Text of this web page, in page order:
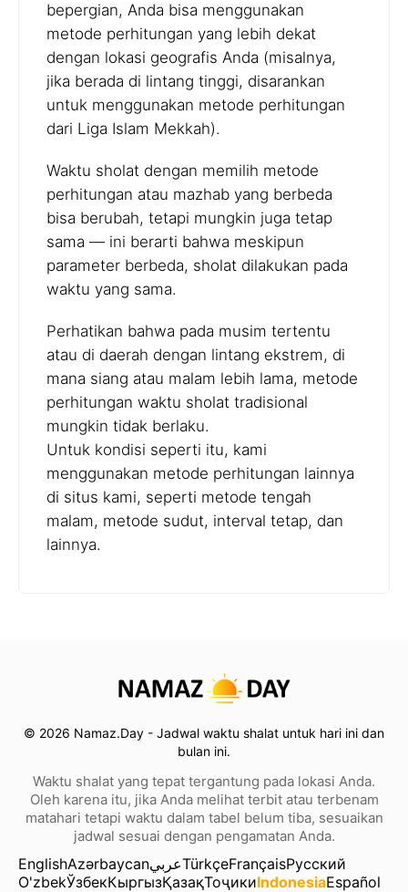
bepergian, Anda bisa menggunakan
metode perhitungan yang lebih dekat
dengan lokasi geografis Anda (misalnya,
jika berada di lintang tinggi, disarankan
untuk menggunakan metode perhitungan
dari Liga Islam Mekkah).
Waktu sholat dengan memilih metode
perhitungan atau mazhab yang berbeda
bisa berubah, tetapi mungkin juga tetap
sama — ini berarti bahwa meskipun
parameter berbeda, sholat dilakukan pada
waktu yang sama.
Perhatikan bahwa pada musim tertentu
atau di daerah dengan lintang ekstrem, di
mana siang atau malam lebih lama, metode
perhitungan waktu sholat tradisional
mungkin tidak berlaku.
Untuk kondisi seperti itu, kami
menggunakan metode perhitungan lainnya
di situs kami, seperti metode tengah
malam, metode sudut, interval tetap, dan
lainnya.
© 2026 Namaz.Day - Jadwal waktu shalat untuk hari ini dan
bulan ini.
Waktu shalat yang tepat tergantung pada lokasi Anda.
Oleh karena itu, jika Anda melihat terbit atau terbenam
matahari tetapi waktu dalam tabel belum tiba, sesuaikan
jadwal sesuai dengan pengamatan Anda.
EnglishAzərbaycanعربيTürkçeFrançaisРусский
O'zbekЎзбекКыргызҚазақТоҷикиIndonesiaEspañol